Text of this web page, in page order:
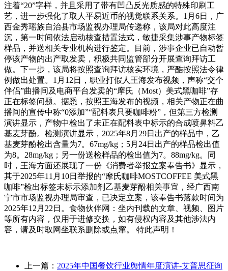
注着“20”字样，并且采用了带有凹凸反光质感的特殊印刷工
艺，进一步强化了取人平易近币的视觉联系关系。1月6日，广
西金秀瑶族自治县市场监视办理局传递称，该局对此高度注
沉，第一时间依法启动核查措置法式，敏捷采集涉事产物标签
样品，并送相关专业机构进行鉴定。目前，涉事企业已自动暂
停该产物的出产取发卖，积极共同监管部分开展查询拜访工
做。下一步，该局将按照查询拜访核实环境，严酷按照法令律
例做出处置。1月12日，职业打假人王海发布视频，声称“交个
伴侣”曲播间及电商平台发卖的“摩氏（Most）美式黑咖啡”存
正在标签问题。据悉，按照王海发布的视频，相关产物正在曲
播间的宣传中称“0添加”“配料表只要咖啡粉”，但第三方检测
演讲显示，产物中检出了未正在配料表中标示的合成喷鼻料乙
基麦芽酚。检测演讲显示，2025年8月29日出产的样品中，乙
基麦芽酚检出含量为7。67mg/kg；5月24日出产的样品检出值
为8。28mg/kg；另一份送检样品的检出值为7。88mg/kg。同
时，王海方面还展现了一份《消费者举报立案奉告书》显示，
其于2025年11月10日举报的“摩氏咖啡MOSTCOFFEE 美式黑
咖啡”检出标签未标示添加剂乙基麦芽酚相关事宜，经广西南
宁市市场监视办理局审查，已决定立案，该奉告书落款时间为
2025年12月22日。食物伙伴网：坐内刊载的文章、视频、图片
等所有内容，仅用于进修交换，如有侵权内容及其他涉法内
容，请及时取网坐联系删除或点窜。 特此声明！
上一篇： 2025年中国餐饮行业舆情年度演讲-艾普思征询